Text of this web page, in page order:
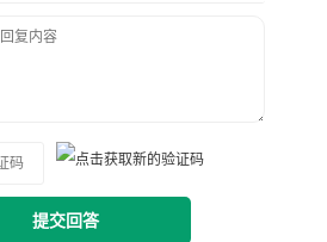
提交回答